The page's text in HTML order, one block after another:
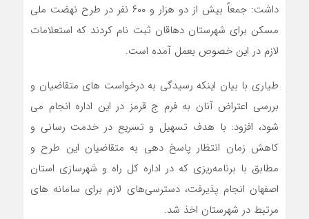
داشت: جمعاً بیش از دو هزار و ۶۰۰ نفر در طرح نهضت ملی
مسکن برای شهرستان دهاقان ثبت نام کردند که استعلامات
لازم در این خصوص بعمل آمده است.
طیاری با بیان اینکه رسیدگی به درخواست های متقاضیان و
بررسی اعتراض آنان به فرم ج قرمز در این اداره انجام می
شود، افزود: با هدف تسهیل و تسریع در خدمت رسانی و
کاهش زمان انتظار پاسخ دهی به متقاضیان این طرح و
مطابق با برنامه‌ریزی که در اداره کل راه و شهرسازی استان
اصفهان انجام پذیرفت، دسترسی‌های لازم برای سامانه های
مرتبط در شهرستان اخذ شد.